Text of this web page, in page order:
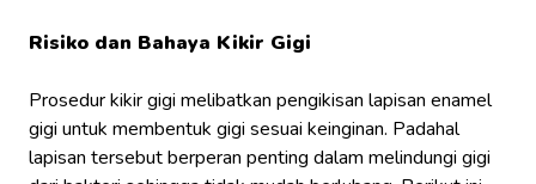
Risiko dan Bahaya Kikir Gigi
Prosedur kikir gigi melibatkan pengikisan lapisan enamel
gigi untuk membentuk gigi sesuai keinginan. Padahal
lapisan tersebut berperan penting dalam melindungi gigi